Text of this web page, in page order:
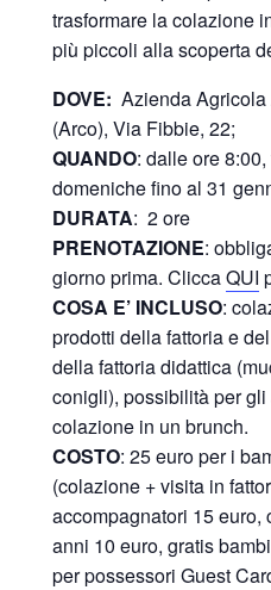
trasformare la colazione
più piccoli alla scoperta
DOVE: Azienda
(Arco), Via Fibbie, 22;
QUANDO: dalle ore
domeniche fino al 31
DURATA: 2 ore
PRENOTAZIONE:
giorno prima. CliccaQUI
COSA E’ INCLUSO:
prodotti della fattoria e
della fattoria didattica
conigli), possibilità per
colazione in un brunch.
COSTO: 25 euro per i
(colazione + visita in
accompagnatori 15 euro,
anni 10 euro, gratis
per possessori Guest